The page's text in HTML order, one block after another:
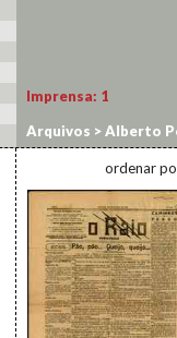
Imprensa: 1
Arquivos >Alberto
ordenar